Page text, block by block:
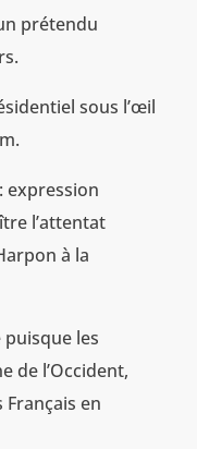
prétendu
sous l’œil
expression
l’attentat
à la
les
de l’Occident,
en